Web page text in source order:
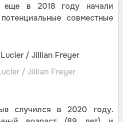
в 2018 году начали
совместные
/ Jillian Freyer
случился в 2020 году.